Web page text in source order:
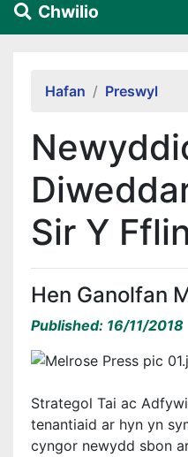
Chwilio
Hafan Preswyl
Sir Y
Hen Ganolfan
Published: 16/11/2018
Strategol Tai ac
tenantiaid ar hyn yn
cyngor newydd sbon